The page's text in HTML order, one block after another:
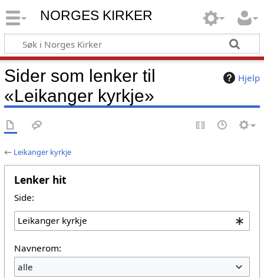
NORGES KIRKER
Hjelp
Sider som lenker til
«Leikanger kyrkje»
← Leikanger kyrkje
Lenker hit
Side:
Navnerom:
alle